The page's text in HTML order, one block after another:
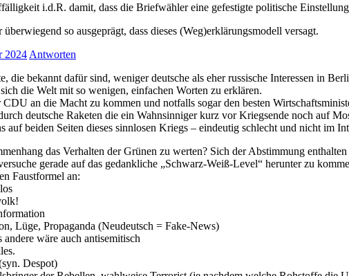
i.d.R. damit, dass die Briefwähler eine gefestigte politische
so ausgeprägt, dass dieses (Weg)erklärungsmodell versagt.
2024 Antworten
die bekannt dafür sind, weniger deutsche als eher russische Interessen in
die Welt mit so wenigen, einfachen Worten zu erklären.
an die Macht zu kommen und notfalls sogar den besten
deutsche Raketen die ein Wahnsinniger kurz vor Kriegsende noch auf
auf beiden Seiten dieses sinnlosen Kriegs – eindeutig schlecht und nicht im
das Verhalten der Grünen zu werten? Sich der Abstimmung
gerade auf das gedankliche „Schwarz-Weiß-Level“ herunter zu
Faustformel an:
Lüge, Propaganda (Neudeutsch = Fake-News)
wäre auch antisemitisch
Despot)